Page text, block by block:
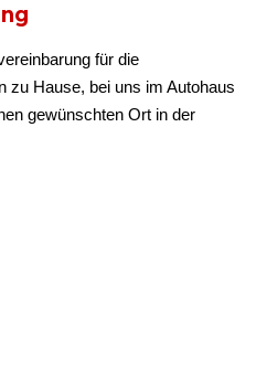
für die
zu Hause, bei uns im Autohaus
gewünschten Ort in der